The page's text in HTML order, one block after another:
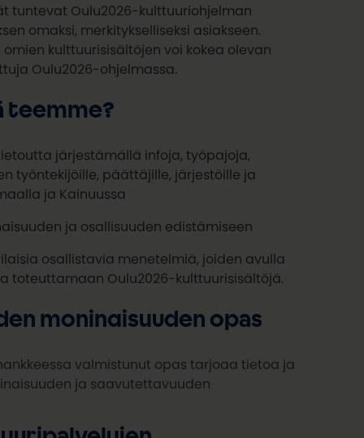
tuntevat Oulu2026-kulttuuriohjelman
omaksi, merkitykselliseksi asiakseen.
kulttuurisisältöjen voi kokea olevan
Oulu2026-ohjelmassa.
teemme?
järjestämällä infoja, työpajoja,
työntekijöille, päättäjille, järjestöille ja
ja Kainuussa
ja osallisuuden edistämiseen​
osallistavia menetelmiä, joiden avulla
toteuttamaan Oulu2026-kulttuurisisältöjä.
moninaisuuden opas
valmistunut opas tarjoaa tietoa ja
ja saavutettavuuden